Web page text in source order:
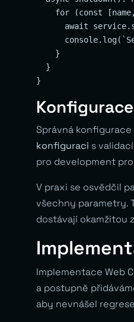
for (const
await
    }
  }
Správná
konfiguraci s
pro development
V praxi se osvědčil
všechny parametry.
dostávají okamžitou
Implementace Web
a postupně
aby nevnášel